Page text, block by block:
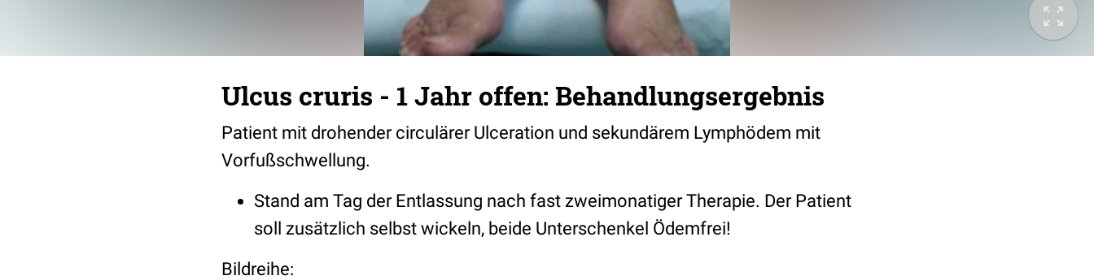
Ulcus cruris - 1 Jahr offen: Behandlungsergebnis
Patient mit drohender circulärer Ulceration und sekundärem Lymphödem mit
Vorfußschwellung.
Stand am Tag der Entlassung nach fast zweimonatiger Therapie. Der Patient
soll zusätzlich selbst wickeln, beide Unterschenkel Ödemfrei!
Bildreihe: